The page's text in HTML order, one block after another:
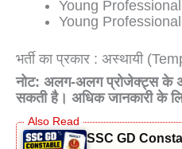
Young
Young
भर्ती का प्रकार : अस्थायी
नोट: अलग-अलग प्रोजेक्ट्स के
सकती है। अधिक जानकारी के
SSC GD